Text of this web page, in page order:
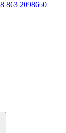
8 863 2098660